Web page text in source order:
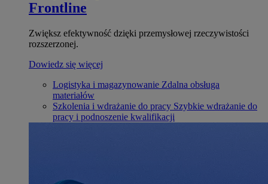
Frontline
Zwiększ efektywność dzięki przemysłowej rzeczywistości
rozszerzonej.
Dowiedz się więcej
Logistyka i magazynowanie Zdalna obsługa
materiałów
Szkolenia i wdrażanie do pracy Szybkie wdrażanie do
pracy i podnoszenie kwalifikacji